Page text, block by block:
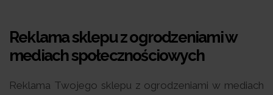
Reklama sklepu z ogrodzeniami w
mediach społecznościowych
Reklama Twojego sklepu z ogrodzeniami w mediach